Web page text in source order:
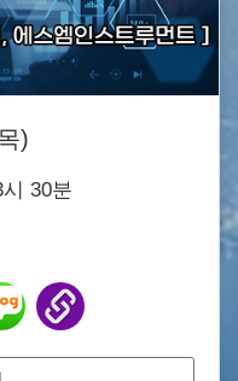
)
30분